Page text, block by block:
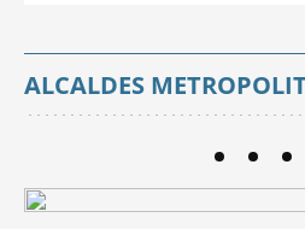
ALCALDES